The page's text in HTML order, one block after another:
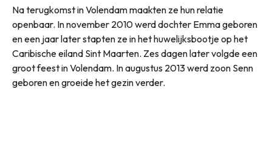
Na terugkomst in Volendam maakten ze hun relatie
openbaar. In november 2010 werd dochter Emma geboren
en een jaar later stapten ze in het huwelijksbootje op het
Caribische eiland Sint Maarten. Zes dagen later volgde een
groot feest in Volendam. In augustus 2013 werd zoon Senn
geboren en groeide het gezin verder.